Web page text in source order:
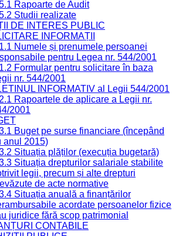
Rapoarte de Audit
Studii realizate
DE INTERES PUBLIC
INFORMAȚII
Numele și prenumele persoanei
pentru Legea nr. 544/2001
Formular pentru solicitare în baza
nr. 544/2001
INFORMATIV al Legii 544/2001
Rapoartele de aplicare a Legii nr.
2001
Buget pe surse financiare (începând
anul 2015)
Situația plăților (execuția bugetară)
Situația drepturilor salariale stabilite
legii, precum și alte drepturi
de acte normative
Situația anuală a finanțărilor
acordate persoanelor fizice
juridice fără scop patrimonial
CONTABILE